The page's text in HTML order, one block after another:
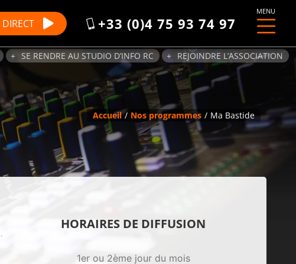
DIRECT +33 (0)4 75 93 74 97
MENU
SE RENDRE AU STUDIO D’INFO RC REJOINDRE L’ASSOCIATION
Accueil Nos programmes Ma Bastide
HORAIRES DE DIFFUSION
1er ou 2ème jour du mois